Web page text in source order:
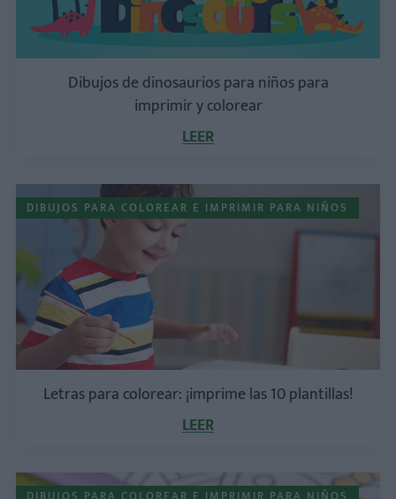
Dibujos de dinosaurios para niños para
imprimir y colorear
LEER
DIBUJOS PARA COLOREAR E IMPRIMIR PARA NIÑOS
Letras para colorear: ¡imprime las 10 plantillas!
LEER